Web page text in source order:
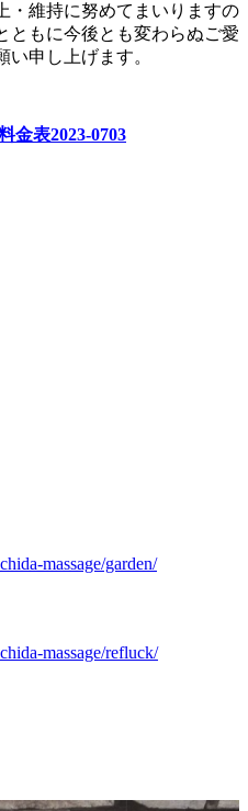
・維持に努めてまいりますの
ともに今後とも変わらぬご愛
申し上げます。
金表2023-0703
massage/garden/
massage/refluck/